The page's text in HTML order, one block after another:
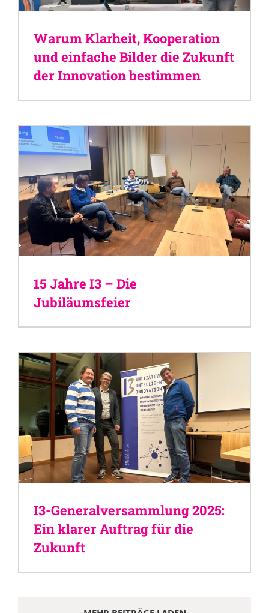
Warum Klarheit, Kooperation
und einfache Bilder die Zukunft
der Innovation bestimmen
15 Jahre I3 – Die
Jubiläumsfeier
I3-Generalversammlung 2025:
Ein klarer Auftrag für die
Zukunft